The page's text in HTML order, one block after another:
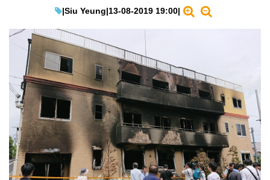
教學評測
EduTech
IT Times
生成式AI與雲端應用
Enterprise Digital Transformation
特集
|Siu Yeung|13-08-2019 19:00|